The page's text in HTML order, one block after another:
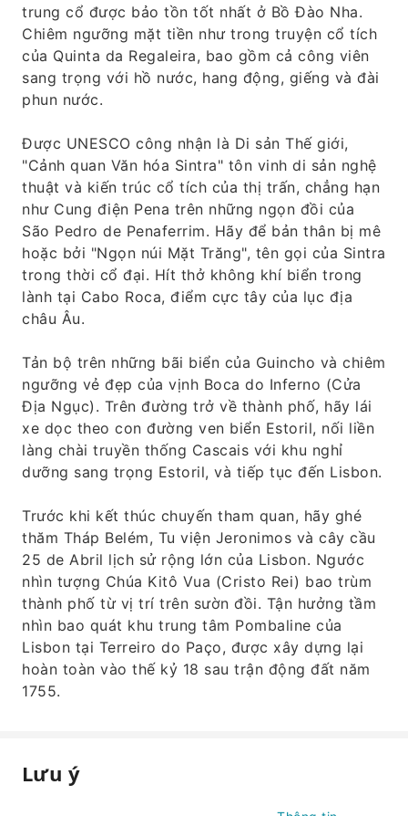
trung cổ được bảo tồn tốt nhất ở Bồ Đào Nha.
Chiêm ngưỡng mặt tiền như trong truyện cổ tích
của Quinta da Regaleira, bao gồm cả công viên
sang trọng với hồ nước, hang động, giếng và đài
phun nước.
Được UNESCO công nhận là Di sản Thế giới,
"Cảnh quan Văn hóa Sintra" tôn vinh di sản nghệ
thuật và kiến ​​trúc cổ tích của thị trấn, chẳng hạn
như Cung điện Pena trên những ngọn đồi của
São Pedro de Penaferrim. Hãy để bản thân bị mê
hoặc bởi "Ngọn núi Mặt Trăng", tên gọi của Sintra
trong thời cổ đại. Hít thở không khí biển trong
lành tại Cabo Roca, điểm cực tây của lục địa
châu Âu.
Tản bộ trên những bãi biển của Guincho và chiêm
ngưỡng vẻ đẹp của vịnh Boca do Inferno (Cửa
Địa Ngục). Trên đường trở về thành phố, hãy lái
xe dọc theo con đường ven biển Estoril, nối liền
làng chài truyền thống Cascais với khu nghỉ
dưỡng sang trọng Estoril, và tiếp tục đến Lisbon.
Trước khi kết thúc chuyến tham quan, hãy ghé
thăm Tháp Belém, Tu viện Jeronimos và cây cầu
25 de Abril lịch sử rộng lớn của Lisbon. Ngước
nhìn tượng Chúa Kitô Vua (Cristo Rei) bao trùm
thành phố từ vị trí trên sườn đồi. Tận hưởng tầm
nhìn bao quát khu trung tâm Pombaline của
Lisbon tại Terreiro do Paço, được xây dựng lại
hoàn toàn vào thế kỷ 18 sau trận động đất năm
1755.
Lưu ý